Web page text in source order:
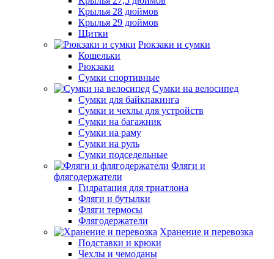
Крылья 28 дюймов
Крылья 29 дюймов
Щитки
Рюкзаки и сумки
Кошельки
Рюкзаки
Сумки спортивные
Сумки на велосипед
Сумки для байкпакинга
Сумки и чехлы для устройств
Сумки на багажник
Сумки на раму
Сумки на руль
Сумки подседельные
Фляги и
флягодержатели
Гидратация для триатлона
Фляги и бутылки
Фляги термосы
Флягодержатели
Хранение и перевозка
Подставки и крюки
Чехлы и чемоданы